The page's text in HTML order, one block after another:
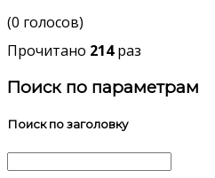
(0 голосов)
Прочитано 214раз
Поиск по параметрам
Поиск по заголовку